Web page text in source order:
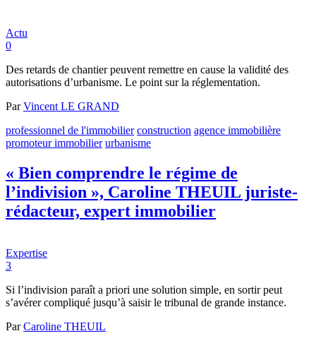
Actu
0
Des retards de chantier peuvent remettre en cause la validité des
autorisations d’urbanisme. Le point sur la réglementation.
ParVincent LE GRAND
professionnel de l'immobilier construction agence immobilière
promoteur immobilier urbanisme
« Bien comprendre le régime de
l’indivision », Caroline THEUIL juriste-
rédacteur, expert immobilier
Expertise
3
Si l’indivision paraît a priori une solution simple, en sortir peut
s’avérer compliqué jusqu’à saisir le tribunal de grande instance.
ParCaroline THEUIL